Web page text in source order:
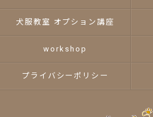
犬服教室 オプション講座
workshop
プライバシーポリシー